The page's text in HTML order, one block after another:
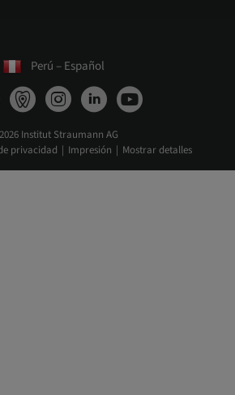
Perú – Español
Institut Straumann AG
privacidad Impresión Mostrar detalles